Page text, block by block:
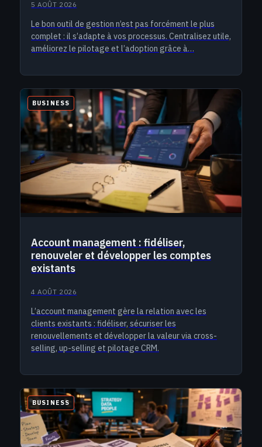
5 AOÛT 2026
Le bon outil de gestion n’est pas forcément le plus
complet : il s’adapte à vos processus. Centralisez utile,
améliorez le pilotage et l’adoption grâce à…
BUSINESS
Account management : fidéliser,
renouveler et développer les comptes
existants
4 AOÛT 2026
L’account management gère la relation avec les
clients existants : fidéliser, sécuriser les
renouvellements et développer la valeur via cross-
selling, up-selling et pilotage CRM.
BUSINESS